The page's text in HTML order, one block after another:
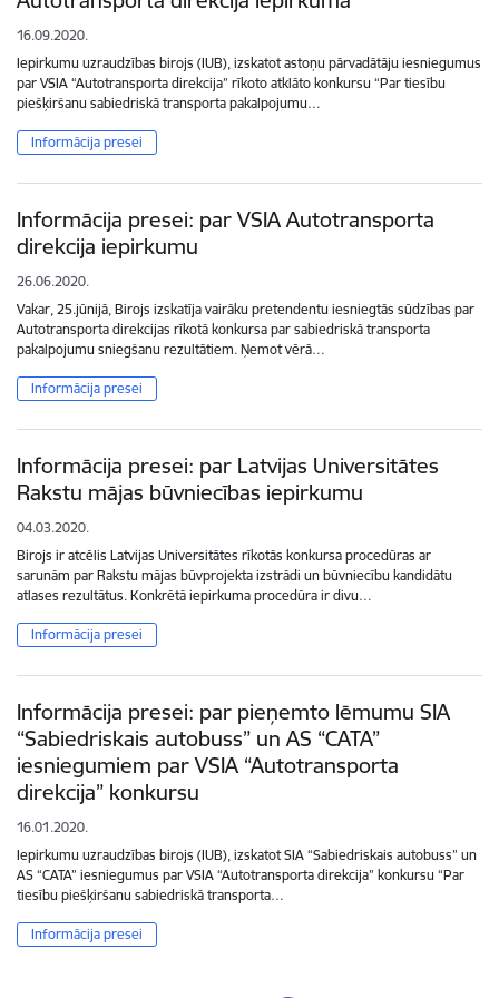
16.09.2020.
Iepirkumu uzraudzības birojs (IUB), izskatot astoņu pārvadātāju iesniegumus
par VSIA “Autotransporta direkcija” rīkoto atklāto konkursu “Par tiesību
piešķiršanu sabiedriskā transporta pakalpojumu…
Informācija presei
Informācija presei: par VSIA Autotransporta
direkcija iepirkumu
26.06.2020.
Vakar, 25.jūnijā, Birojs izskatīja vairāku pretendentu iesniegtās sūdzības par
Autotransporta direkcijas rīkotā konkursa par sabiedriskā transporta
pakalpojumu sniegšanu rezultātiem. Ņemot vērā…
Informācija presei
Informācija presei: par Latvijas Universitātes
Rakstu mājas būvniecības iepirkumu
04.03.2020.
Birojs ir atcēlis Latvijas Universitātes rīkotās konkursa procedūras ar
sarunām par Rakstu mājas būvprojekta izstrādi un būvniecību kandidātu
atlases rezultātus. Konkrētā iepirkuma procedūra ir divu…
Informācija presei
Informācija presei: par pieņemto lēmumu SIA
“Sabiedriskais autobuss” un AS “CATA”
iesniegumiem par VSIA “Autotransporta
direkcija” konkursu
16.01.2020.
Iepirkumu uzraudzības birojs (IUB), izskatot SIA “Sabiedriskais autobuss” un
AS “CATA” iesniegumus par VSIA “Autotransporta direkcija” konkursu “Par
tiesību piešķiršanu sabiedriskā transporta…
Informācija presei